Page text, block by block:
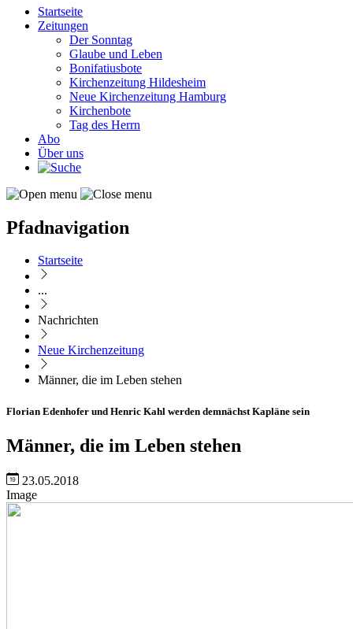
Startseite
Zeitungen
Der Sonntag
Glaube und Leben
Bonifatiusbote
Kirchenzeitung Hildesheim
Neue Kirchenzeitung Hamburg
Kirchenbote
Tag des Herrn
Abo
Über uns
Pfadnavigation
Startseite
...
Nachrichten
Neue Kirchenzeitung
Männer, die im Leben stehen
Florian Edenhofer und Henric Kahl werden demnächst Kapläne sein
Männer, die im Leben stehen
23.05.2018
Image